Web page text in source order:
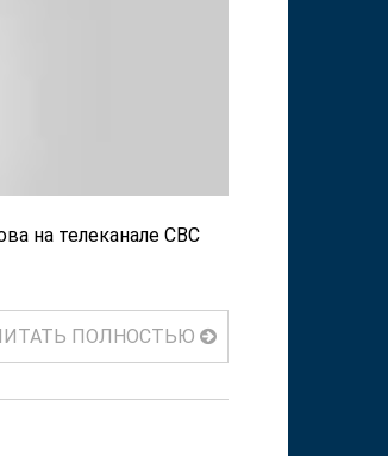
на телеканале СВС
ПОЛНОСТЬЮ